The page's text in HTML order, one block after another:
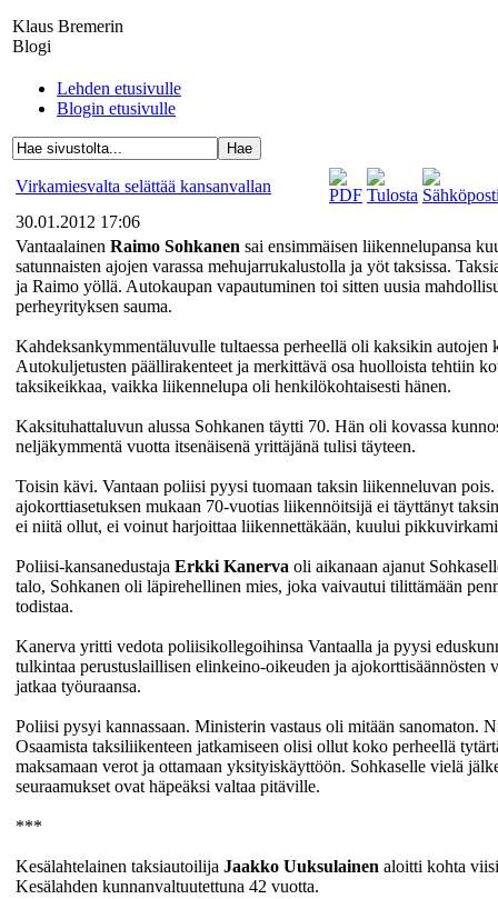
Klaus Bremerin
Blogi
Lehden etusivulle
Blogin etusivulle
Virkamiesvalta selättää kansanvallan
30.01.2012 17:06
Vantaalainen Raimo Sohkanen sai ensimmäisen liikennelupansa
satunnaisten ajojen varassa mehujarrukalustolla ja yöt taksissa.
ja Raimo yöllä. Autokaupan vapautuminen toi sitten uusia
perheyrityksen sauma.
Kahdeksankymmentäluvulle tultaessa perheellä oli kaksikin autojen
Autokuljetusten päällirakenteet ja merkittävä osa huolloista tehtiin
taksikeikkaa, vaikka liikennelupa oli henkilökohtaisesti hänen.
Kaksituhattaluvun alussa Sohkanen täytti 70. Hän oli kovassa
neljäkymmentä vuotta itsenäisenä yrittäjänä tulisi täyteen.
Toisin kävi. Vantaan poliisi pyysi tuomaan taksin liikenneluvan
ajokorttiasetuksen mukaan 70-vuotias liikennöitsijä ei täyttänyt
ei niitä ollut, ei voinut harjoittaa liikennettäkään, kuului
Poliisi-kansanedustaja Erkki Kanerva oli aikanaan ajanut
talo, Sohkanen oli läpirehellinen mies, joka vaivautui tilittämään
todistaa.
Kanerva yritti vedota poliisikollegoihinsa Vantaalla ja pyysi
tulkintaa perustuslaillisen elinkeino-oikeuden ja ajokorttisäännösten
jatkaa työuraansa.
Poliisi pysyi kannassaan. Ministerin vastaus oli mitään sanomaton.
Osaamista taksiliikenteen jatkamiseen olisi ollut koko perheellä
maksamaan verot ja ottamaan yksityiskäyttöön. Sohkaselle vielä
seuraamukset ovat häpeäksi valtaa pitäville.
***
Kesälahtelainen taksiautoilija Jaakko Uuksulainen aloitti kohta
Kesälahden kunnanvaltuutettuna 42 vuotta.